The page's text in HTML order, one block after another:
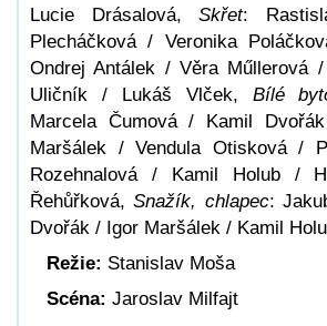
Lucie Drásalová,Skřet:
Plecháčková / Veronika
Ondrej Antálek / Věra Műllerová
Uličník / Lukáš Vlček, Bílé
Marcela Čumová / Kamil
Maršálek / Vendula Otisková /
Rozehnalová / Kamil Holub /
Řehůřková,Snažík, chlapec:
Dvořák / Igor Maršálek / Kamil
Režie: Stanislav Moša
Scéna: Jaroslav Milfajt